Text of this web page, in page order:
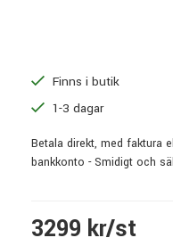
Finns i butik
1-3 dagar
Betala direkt, med faktura
bankkonto - Smidigt och
3299 kr/st